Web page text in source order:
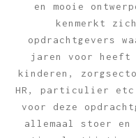
en mooie
kenmerkt
opdrachtgevers
jaren voor heeft
kinderen,
HR, particulier
voor deze
allemaal stoer